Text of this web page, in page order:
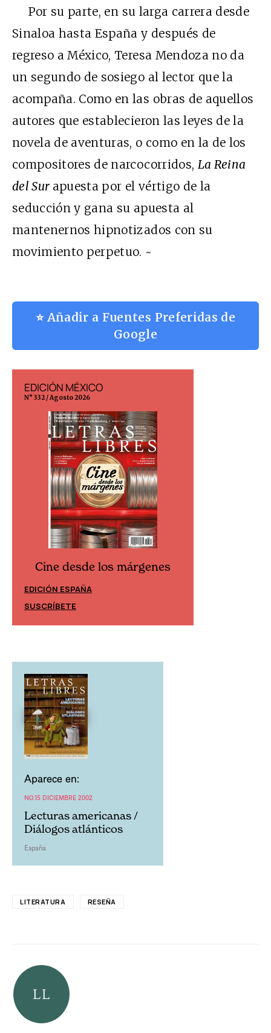
Por su parte, en su larga carrera desde
Sinaloa hasta España y después de
regreso a México, Teresa Mendoza no da
un segundo de sosiego al lector que la
acompaña. Como en las obras de aquellos
autores que establecieron las leyes de la
novela de aventuras, o como en la de los
compositores de narcocorridos, La Reina
del Sur apuesta por el vértigo de la
seducción y gana su apuesta al
mantenernos hipnotizados con su
movimiento perpetuo. ~
⭐ Añadir a Fuentes Preferidas de
Google
EDICIÓN MÉXICO
N° 332 / Agosto 2026
Cine desde los márgenes
EDICIÓN ESPAÑA
SUSCRÍBETE
Aparece en:
NO.15 DICIEMBRE 2002
Lecturas americanas /
Diálogos atlánticos
España
LITERATURA RESEÑA